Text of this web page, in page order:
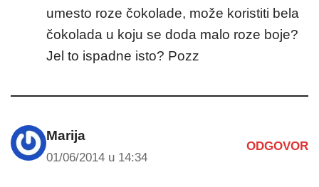
umesto roze čokolade, može koristiti bela
čokolada u koju se doda malo roze boje?
Jel to ispadne isto? Pozz
Marija
01/06/2014 u 14:34
ODGOVOR